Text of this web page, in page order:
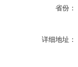
省份：
详细地址：